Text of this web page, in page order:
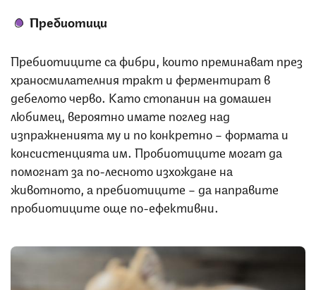
Пребиотици
Пребиотиците са фибри, които преминават през
храносмилателния тракт и ферментират в
дебелото черво. Като стопанин на домашен
любимец, вероятно имате поглед над
изпражненията му и по конкретно – формата и
консистенцията им. Пробиотиците могат да
помогнат за по-лесното изхождане на
животното, а пребиотиците – да направите
пробиотиците още по-ефективни.